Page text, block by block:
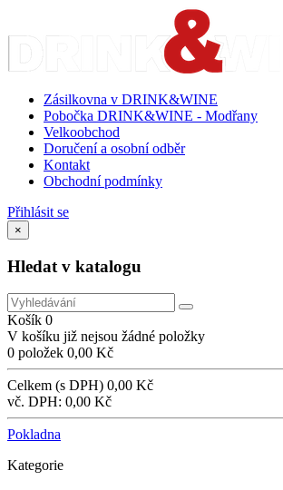
Zásilkovna v DRINK&WINE
Pobočka DRINK&WINE - Modřany
Velkoobchod
Doručení a osobní odběr
Kontakt
Obchodní podmínky
Přihlásit se
×
Hledat v katalogu
Košík 0
V košíku již nejsou žádné položky
0 položek 0,00 Kč
Celkem (s DPH) 0,00 Kč
vč. DPH: 0,00 Kč
Pokladna
Kategorie